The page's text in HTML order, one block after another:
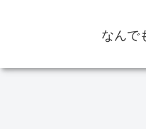
なんで